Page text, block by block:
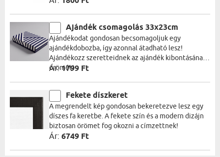
Ajándék csomagolás 33x23cm
Ajándékodat gondosan becsomagoljuk egy
ajándékdobozba, így azonnal átadható lesz!
Ajándékozz szeretteidnek az ajándék kibontásának
örömét!
Ár:1799 Ft
Fekete díszkeret
A megrendelt kép gondosan bekeretezve lesz egy
díszes fa keretbe. A fekete szín és a modern dizájn
biztosan örömet fog okozni a címzettnek!
Ár: 6749 Ft